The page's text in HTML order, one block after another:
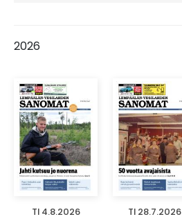
2026
TI 4.8.2026 TI 28.7.2026